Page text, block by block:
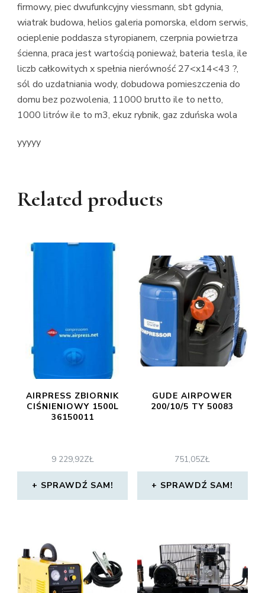
firmowy, piec dwufunkcyjny viessmann, sbt gdynia,
wiatrak budowa, helios galeria pomorska, eldom serwis,
ocieplenie poddasza styropianem, czerpnia powietrza
ścienna, praca jest wartością ponieważ, bateria tesla, ile
liczb całkowitych x spełnia nierówność 27<x14<43 ?,
sól do uzdatniania wody, dobudowa pomieszczenia do
domu bez pozwolenia, 11000 brutto ile to netto,
1000 litrów ile to m3, ekuz rybnik, gaz zduńska wola
yyyyy
Related products
AIRPRESS ZBIORNIK
CIŚNIENIOWY 1500L
36150011
9 229,92ZŁ
SPRAWDŹ SAM!
GUDE AIRPOWER
200/10/5 TY 50083
751,05ZŁ
SPRAWDŹ SAM!